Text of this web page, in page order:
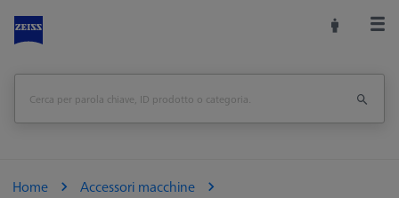
Home
Accessori macchine